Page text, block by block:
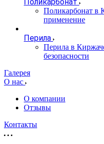
Поликарбонат в
применение
Перила
Перила в
безопасности
Галерея
О нас
О компании
Отзывы
Контакты